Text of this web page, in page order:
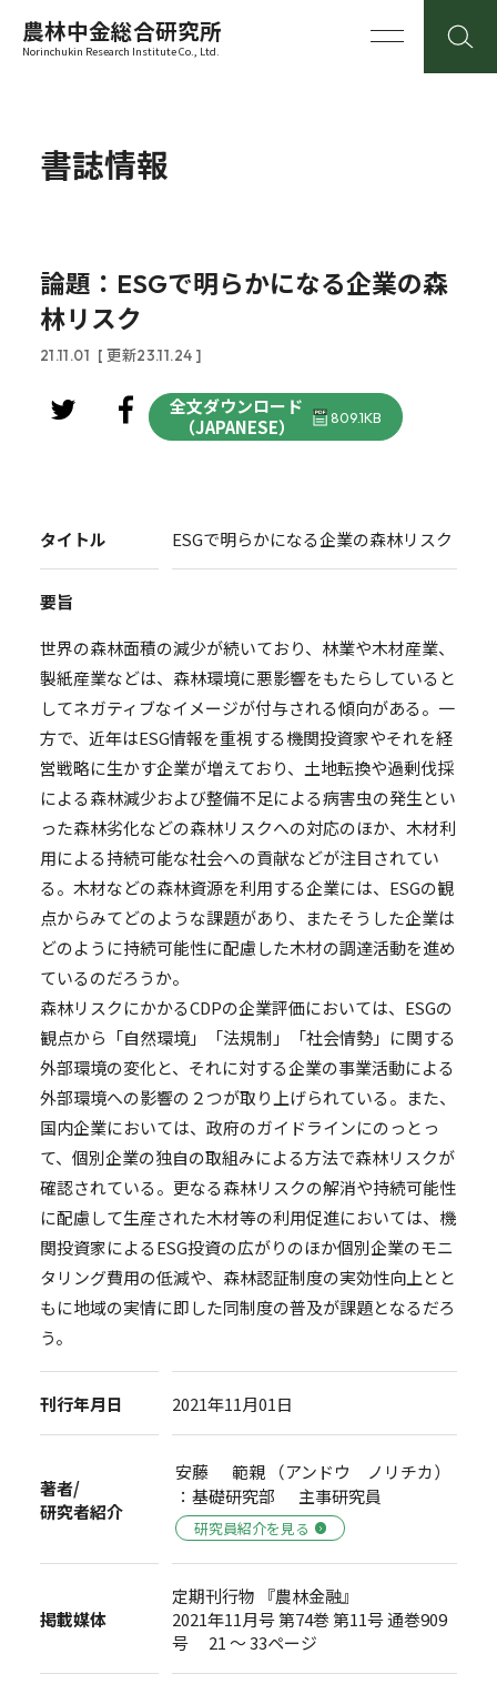
農林中金総合研究所
Norinchukin Research Institute Co., Ltd.
書誌情報
論題：ESGで明らかになる企業の森
林リスク
21.11.01 [ 更新23.11.24 ]
全文ダウンロード
（JAPANESE）
809.1KB
タイトル ESGで明らかになる企業の森林リスク
要旨
世界の森林面積の減少が続いており、林業や木材産業、
製紙産業などは、森林環境に悪影響をもたらしていると
してネガティブなイメージが付与される傾向がある。一
方で、近年はESG情報を重視する機関投資家やそれを経
営戦略に生かす企業が増えており、土地転換や過剰伐採
による森林減少および整備不足による病害虫の発生とい
った森林劣化などの森林リスクへの対応のほか、木材利
用による持続可能な社会への貢献などが注目されてい
る。木材などの森林資源を利用する企業には、ESGの観
点からみてどのような課題があり、またそうした企業は
どのように持続可能性に配慮した木材の調達活動を進め
ているのだろうか。
森林リスクにかかるCDPの企業評価においては、ESGの
観点から「自然環境」「法規制」「社会情勢」に関する
外部環境の変化と、それに対する企業の事業活動による
外部環境への影響の２つが取り上げられている。また、
国内企業においては、政府のガイドラインにのっとっ
て、個別企業の独自の取組みによる方法で森林リスクが
確認されている。更なる森林リスクの解消や持続可能性
に配慮して生産された木材等の利用促進においては、機
関投資家によるESG投資の広がりのほか個別企業のモニ
タリング費用の低減や、森林認証制度の実効性向上とと
もに地域の実情に即した同制度の普及が課題となるだろ
う。
刊行年月日 2021年11月01日
著者/
研究者紹介
安藤 範親 （アンドウ ノリチカ）
：基礎研究部 主事研究員
研究員紹介を見る
掲載媒体
定期刊行物 『農林金融』
2021年11月号 第74巻 第11号 通巻909
号 21 ～ 33ページ